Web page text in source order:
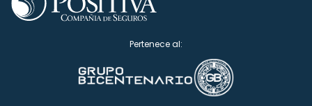
Pertenece al: